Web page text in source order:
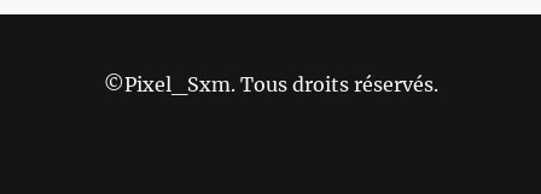
©Pixel_Sxm. Tous droits réservés.